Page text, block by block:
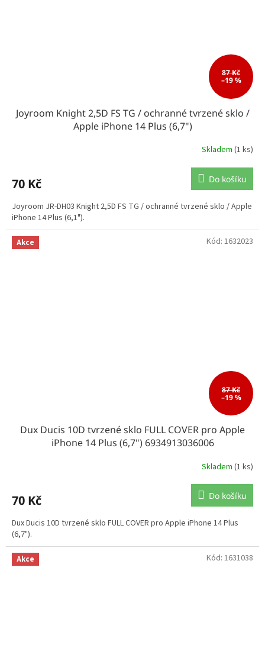
87 Kč
–19 %
Joyroom Knight 2,5D FS TG / ochranné tvrzené sklo /
Apple iPhone 14 Plus (6,7")
Skladem (1 ks)
70 Kč Do košíku
Joyroom JR-DH03 Knight 2,5D FS TG / ochranné tvrzené sklo / Apple
iPhone 14 Plus (6,1").
Akce
87 Kč
–19 %
Dux Ducis 10D tvrzené sklo FULL COVER pro Apple
iPhone 14 Plus (6,7") 6934913036006
Skladem (1 ks)
70 Kč Do košíku
Dux Ducis 10D tvrzené sklo FULL COVER pro Apple iPhone 14 Plus
(6,7").
Kód: 1632023
Akce Kód: 1631038